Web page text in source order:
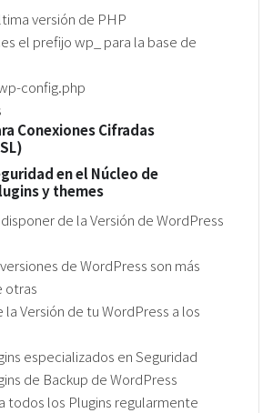
versión de PHP
el prefijo wp_ para la base de
config.php
Conexiones Cifradas
en el Núcleo de
y themes
de la Versión de WordPress
de WordPress son más
otras
la Versión de tu WordPress a los
especializados en Seguridad
de Backup de WordPress
todos los Plugins regularmente